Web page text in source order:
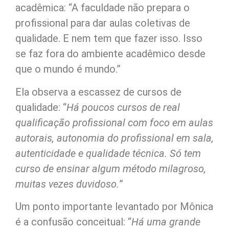
acadêmica: “A faculdade não prepara o
profissional para dar aulas coletivas de
qualidade. E nem tem que fazer isso. Isso
se faz fora do ambiente acadêmico desde
que o mundo é mundo.”
Ela observa a escassez de cursos de
qualidade: “Há poucos cursos de real
qualificação profissional com foco em aulas
autorais, autonomia do profissional em sala,
autenticidade e qualidade técnica. Só tem
curso de ensinar algum método milagroso,
muitas vezes duvidoso.”
Um ponto importante levantado por Mônica
é a confusão conceitual: “Há uma grande